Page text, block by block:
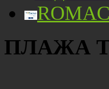
ПЛАЖА